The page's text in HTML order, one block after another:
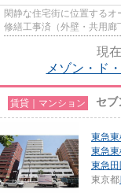
閑静な住宅街に位置する
修繕工事済（外壁・共用廊
現
メゾン・ド
賃貸｜マンション セブ
東急東
東急東
東急
東京都